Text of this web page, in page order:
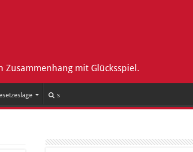
Zusammenhang mit Glücksspiel.
s